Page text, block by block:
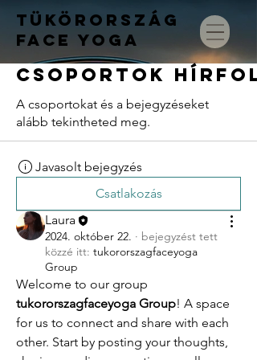
TÜKÖRORSZÁG
FACE YOGA
Csoportok
A csoportokat és a bejegyzéseket
alább tekintheted meg.
Javasolt bejegyzés
Csatlakozás
Laura
2024. október 22. · bejegyzést tett
közzé itt: tukororszagfaceyoga
Group
tukororszagfaceyoga Group! A space
for us to connect and share with each
other. Start by posting your thoughts,